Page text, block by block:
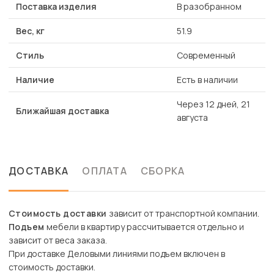
Поставка изделия В разобранном
Вес, кг 51.9
Стиль Современный
Наличие Есть в наличии
Ближайшая доставка
Через 12 дней, 21
августа
ДОСТАВКА ОПЛАТА СБОРКА
Стоимость доставки зависит от транспортной компании.
Подъем мебели в квартиру рассчитывается отдельно и
зависит от веса заказа.
При доставке Деловыми линиями подъем включен в
стоимость доставки.